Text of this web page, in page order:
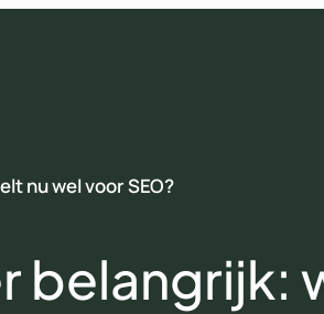
nu wel voor SEO?
belangrijk: